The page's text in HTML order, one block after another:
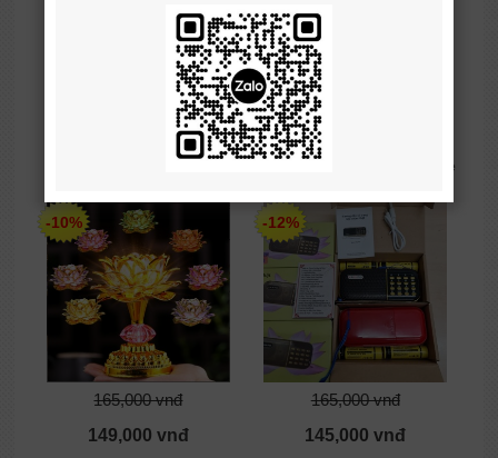
145,000 vnđ
115,000 vnđ
Đặt mua
20,000 vnđ
15,000 vnđ
Chi tiết
-10%
165,000 vnđ
149,000 vnđ
Máy nghe nhạc, máy nghe
Anh A Di Đà Phật 2 pin
-12%
165,000 vnđ
145,000 vnđ